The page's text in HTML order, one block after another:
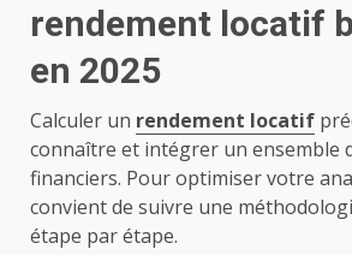
rendement locatif
en 2025
Calculer un rendement locatif
connaître et intégrer un ensemble
financiers. Pour optimiser votre
convient de suivre une
étape par étape.